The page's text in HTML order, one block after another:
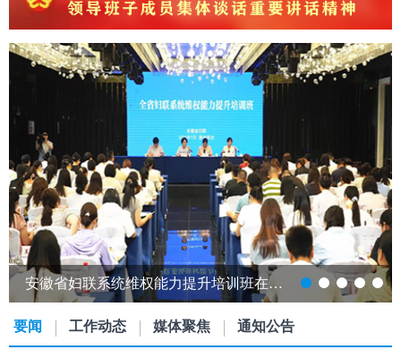
安徽省妇联系统维权能力提升培训班在明光市举办
要闻 工作动态 媒体聚焦 通知公告